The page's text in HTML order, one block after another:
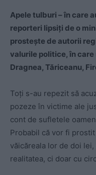
Apele tulburi – în care
reporteri lipsiţi de o
prosteşte de autorii
valurile politice, în care
Dragnea, Tăriceanu,
Toţi s-au repezit să
pozeze în victime ale
cont de sufletele
Probabil că vor fi
văicăreala lor de doi
realitatea, ci doar cu